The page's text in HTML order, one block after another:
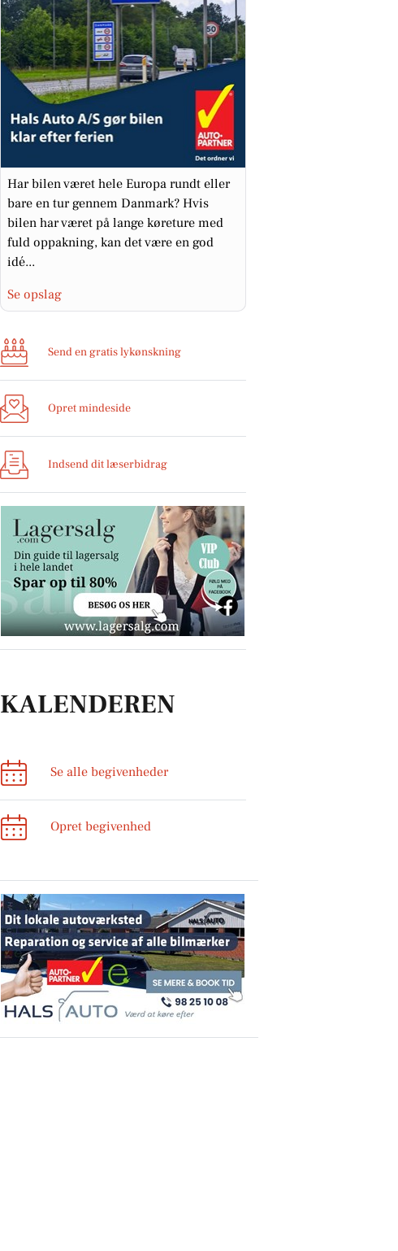
Har bilen været hele Europa rundt eller
bare en tur gennem Danmark? Hvis
bilen har været på lange køreture med
fuld oppakning, kan det være en god
idé...
Se opslag
Send en gratis lykønskning
Opret mindeside
Indsend dit læserbidrag
KALENDEREN
Se alle begivenheder
Opret begivenhed